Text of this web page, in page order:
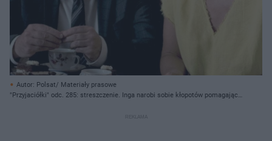
Autor: Polsat/ Materiały prasowe
"Przyjaciółki" odc. 285: streszczenie. Inga narobi sobie kłopotów pomagając